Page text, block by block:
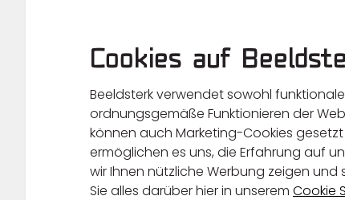
Produktion
Postproduktion
Cookies auf
Beeldsterk verwendet sowohl
ordnungsgemäße Funktionieren der
können auch Marketing-Cookies
ermöglichen es uns, die Erfahrung auf
wir Ihnen nützliche Werbung zeigen
Sie alles darüber hier in unserem Cookie